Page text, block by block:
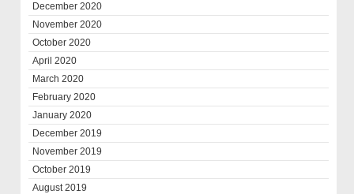
December 2020
November 2020
October 2020
April 2020
March 2020
February 2020
January 2020
December 2019
November 2019
October 2019
August 2019